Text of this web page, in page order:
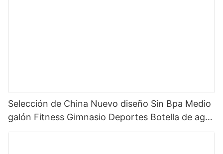
Selección de China Nuevo diseño Sin Bpa Medio
galón Fitness Gimnasio Deportes Botella de agua
motivacional de plástico transparente con